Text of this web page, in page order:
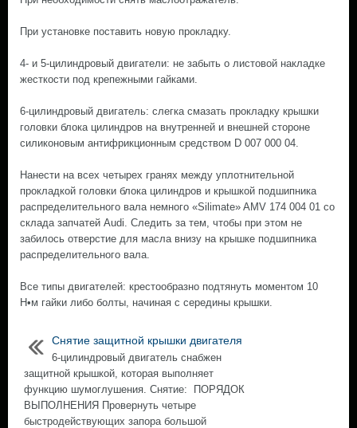
При установке поставить новую прокладку.
4- и 5-цилиндровый двигатели: не забыть о листовой накладке
жесткости под крепежными гайками.
6-цилиндровый двигатель: слегка смазать прокладку крышки
головки блока цилиндров на внутренней и внешней стороне
силиконовым антифрикционным средством D 007 000 04.
Нанести на всех четырех гранях между уплотнительной
прокладкой головки блока цилиндров и крышкой подшипника
распределительного вала немного «Silimate» AMV 174 004 01 со
склада запчатей Audi. Следить за тем, чтобы при этом не
забилось отверстие для масла внизу на крышке подшипника
распределительного вала.
Все типы двигателей: крестообразно подтянуть моментом 10
Н•м гайки либо болты, начиная с середины крышки.
Снятие защитной крышки двигателя
6-цилиндровый двигатель снабжен
защитной крышкой, которая выполняет
функцию шумоглушения. Снятие: ПОРЯДОК
ВЫПОЛНЕНИЯ Провернуть четыре
быстродействующих запора большой